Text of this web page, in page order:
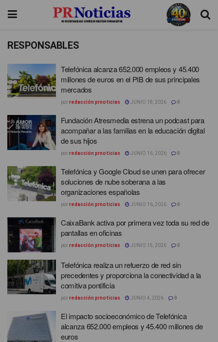
RESPONSABLES
Telefónica alcanza 652.000 empleos y 45.400
millones de euros en el PIB de sus principales
mercados
porredacción prnoticias JUNIO 18, 2026 0
Fundación Atresmedia estrena un podcast para
acompañar a las familias en la educación digital
de sus hijos
porredacción prnoticias JUNIO 16, 2026 0
Telefónica y Google Cloud se unen para ofrecer
soluciones de nube soberana a las
organizaciones españolas
porredacción prnoticias JUNIO 16, 2026 0
CaixaBank activa por primera vez toda su red de
pantallas en oficinas
porredacción prnoticias JUNIO 15, 2026 0
Telefónica realiza un refuerzo de red sin
precedentes y proporciona la conectividad a la
comitiva pontificia
porredacción prnoticias JUNIO 4, 2026 0
El impacto socioeconómico de Telefónica
alcanza 652.000 empleos y 45.400 millones de
euros